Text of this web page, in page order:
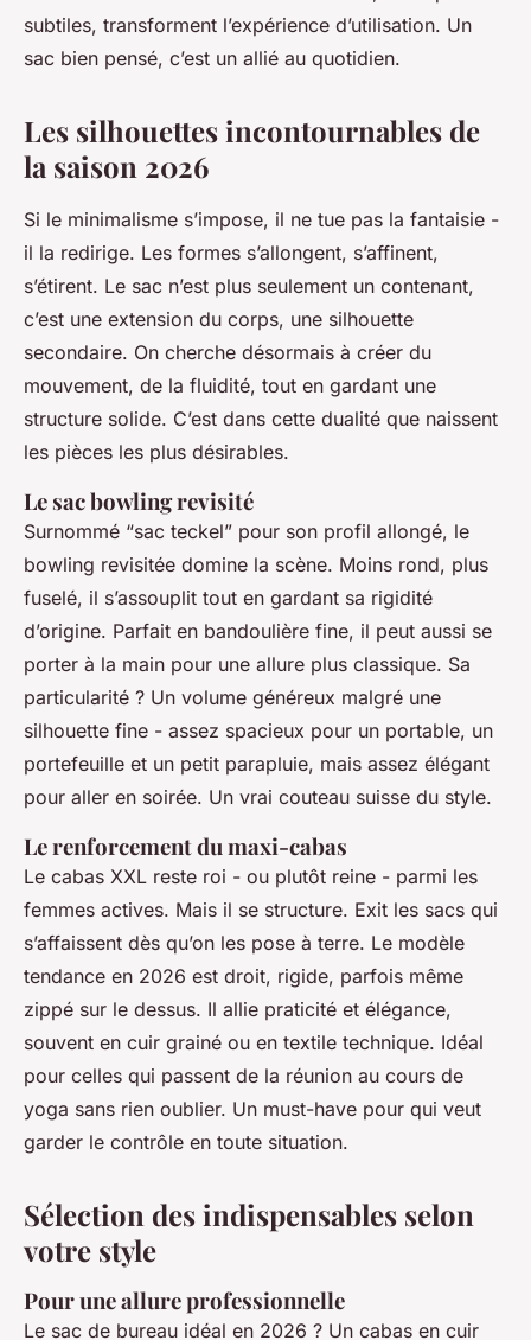
subtiles, transforment l’expérience d’utilisation. Un
sac bien pensé, c’est un allié au quotidien.
Les silhouettes incontournables de
la saison 2026
Si le minimalisme s’impose, il ne tue pas la fantaisie -
il la redirige. Les formes s’allongent, s’affinent,
s’étirent. Le sac n’est plus seulement un contenant,
c’est une extension du corps, une silhouette
secondaire. On cherche désormais à créer du
mouvement, de la fluidité, tout en gardant une
structure solide. C’est dans cette dualité que naissent
les pièces les plus désirables.
Le sac bowling revisité
Surnommé “sac teckel” pour son profil allongé, le
bowling revisitée domine la scène. Moins rond, plus
fuselé, il s’assouplit tout en gardant sa rigidité
d’origine. Parfait en bandoulière fine, il peut aussi se
porter à la main pour une allure plus classique. Sa
particularité ? Un volume généreux malgré une
silhouette fine - assez spacieux pour un portable, un
portefeuille et un petit parapluie, mais assez élégant
pour aller en soirée. Un vrai couteau suisse du style.
Le renforcement du maxi-cabas
Le cabas XXL reste roi - ou plutôt reine - parmi les
femmes actives. Mais il se structure. Exit les sacs qui
s’affaissent dès qu’on les pose à terre. Le modèle
tendance en 2026 est droit, rigide, parfois même
zippé sur le dessus. Il allie praticité et élégance,
souvent en cuir grainé ou en textile technique. Idéal
pour celles qui passent de la réunion au cours de
yoga sans rien oublier. Un must-have pour qui veut
garder le contrôle en toute situation.
Sélection des indispensables selon
votre style
Pour une allure professionnelle
Le sac de bureau idéal en 2026 ? Un cabas en cuir